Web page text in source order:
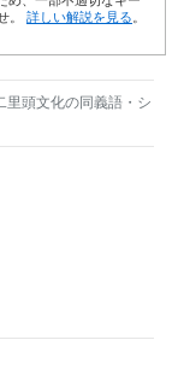
。 詳しい解説を見る
里頭文化の同義語・シ